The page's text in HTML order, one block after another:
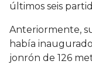
últimos seis
Anteriormente,
había
jonrón de 126